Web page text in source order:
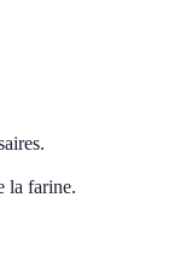
la farine.